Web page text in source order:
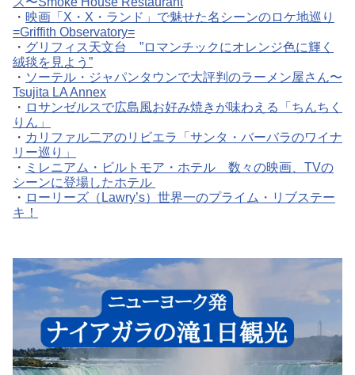
・ 映画「X・X・ランド」で魅せた名シーンのロケ地巡り
=Griffith Observatory=
・ グリフィス天文台 ”ロマンチックにオレンジ色に輝く
絨毯を見よう”
・ ソーテル・ジャパンタウンで大評判のラーメン屋さん〜
Tsujita LA Annex
・ ロサンゼルスで広島風お好み焼きが味わえる「ちんちく
りん」
・ カリファル二アのリビエラ「サンタ・バーバラのワイナ
リー巡り」
・ ミレニアム・ビルトモア・ホテル 数々の映画、TVの
シーンに登場したホテル
・ ローリーズ（Lawry’s）世界一のプライム・リブステー
キ！